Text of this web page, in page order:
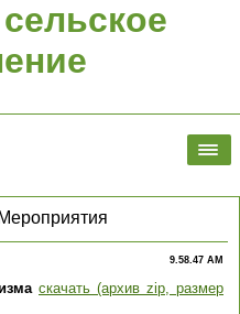
9.58.47 AM
скачать (архив zip, размер